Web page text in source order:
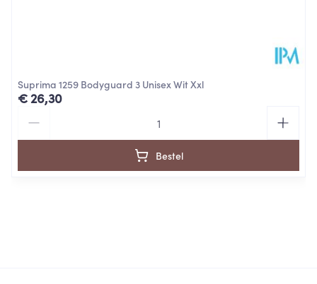
Suprima 1259 Bodyguard 3 Unisex Wit Xxl
€ 26,30
Bestel